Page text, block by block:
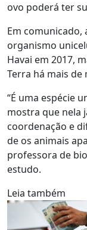
ovo poderá ter
Em comunicado,
organismo
Havai em 2017,
Terra há mais de
“É uma espécie
mostra que nela
coordenação e
de os animais
professora de
estudo.
Leia também